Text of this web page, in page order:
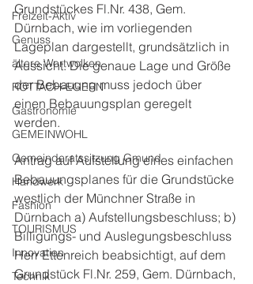
Freizeit-Aktiv
Genuss
ältere Wortwolken
ROTTACH-EGERN
Gastronomie
GEMEINWOHL
Gemeinderatssitzung Gmund
Handwerk
Fashion
TOURISMUS
Innovation
Technik
Grundstückes Fl.Nr. 438, Gem.
Dürnbach, wie im vorliegenden
Lageplan dargestellt, grundsätzlich in
Aussicht. Die genaue Lage und Größe
der Bebauung muss jedoch über
einen Bebauungsplan geregelt
werden.
Antrag auf Aufstellung eines einfachen
Bebauungsplanes für die Grundstücke
westlich der Münchner Straße in
Dürnbach a) Aufstellungsbeschluss; b)
Billigungs- und Auslegungsbeschluss
Herr Ettenreich beabsichtigt, auf dem
Grundstück Fl.Nr. 259, Gem. Dürnbach,